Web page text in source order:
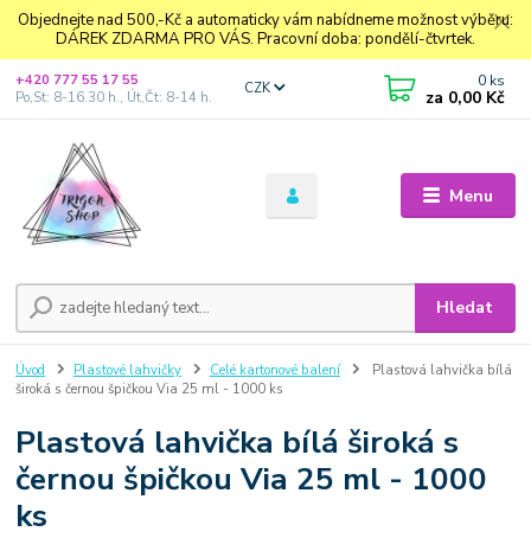
Objednejte nad 500,-Kč a automaticky vám nabídneme možnost výběru:
DÁREK ZDARMA PRO VÁS. Pracovní doba: pondělí-čtvrtek.
Menu
CZK
Hledat
+420 777 55 17 55
Po,St: 8-16.30 h., Út,Čt: 8-14 h.
0 ks
za 0,00 Kč
Úvod Plastové lahvičky Celé kartonové balení
Plastová lahvička bílá
široká s černou špičkou Via 25 ml - 1000 ks
Plastová lahvička bílá široká s
černou špičkou Via 25 ml - 1000
ks